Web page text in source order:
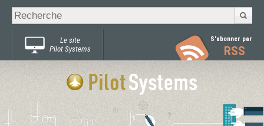
Chercher par
Recherche
avancée…
Le site
Pilot Systems
S'abonner par
RSS